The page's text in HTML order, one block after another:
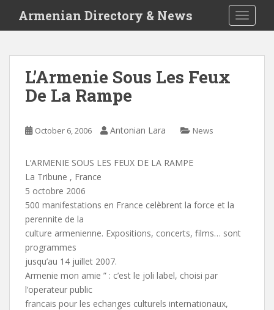
i
Armenian Directory & News
L’Armenie Sous Les Feux
De La Rampe
October 6, 2006 Antonian Lara News
L’ARMENIE SOUS LES FEUX DE LA RAMPE
La Tribune , France
5 octobre 2006
500 manifestations en France celèbrent la force et la
perennite de la
culture armenienne. Expositions, concerts, films… sont
programmes
jusqu’au 14 juillet 2007.
Armenie mon amie ” : c’est le joli label, choisi par
l’operateur public
francais pour les echanges culturels internationaux,